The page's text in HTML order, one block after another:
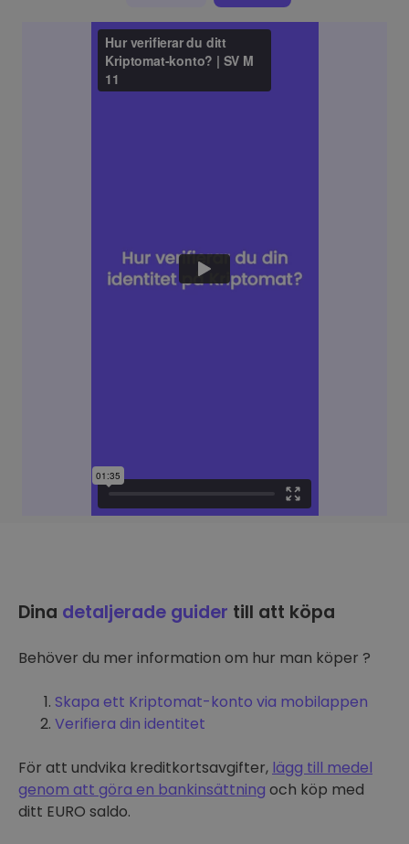
Dina detaljerade guider till att köpa
Behöver du mer information om hur man köper ?
Skapa ett Kriptomat-konto via mobilappen
Verifiera din identitet
För att undvika kreditkortsavgifter, lägg till medel
genom att göra en bankinsättning och köp med
ditt EURO saldo.